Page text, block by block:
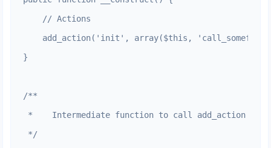
    // Actions
add_action('init', array($this,
}
/**
*    Intermediate function to call add_action with
*/